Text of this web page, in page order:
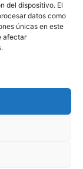
del dispositivo. El
datos como
únicas en este
afectar